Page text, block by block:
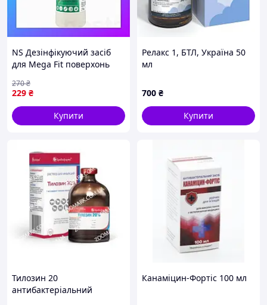
NS Дезінфікуючий засіб
для Mega Fit поверхонь
(0,82 кг) з розпилювачем
Nes22/Q
229 ₴
270₴
Купити
Релакс 1, БТЛ, Україна 50
мл
700 ₴
Купити
Тилозин 20
антибактеріальний
Канаміцин-Фортіс 100 мл